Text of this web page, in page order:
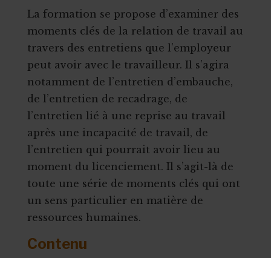
La formation se propose d’examiner des
moments clés de la relation de travail au
travers des entretiens que l’employeur
peut avoir avec le travailleur. Il s’agira
notamment de l’entretien d’embauche,
de l’entretien de recadrage, de
l’entretien lié à une reprise au travail
après une incapacité de travail, de
l’entretien qui pourrait avoir lieu au
moment du licenciement. Il s’agit-là de
toute une série de moments clés qui ont
un sens particulier en matière de
ressources humaines.
Contenu